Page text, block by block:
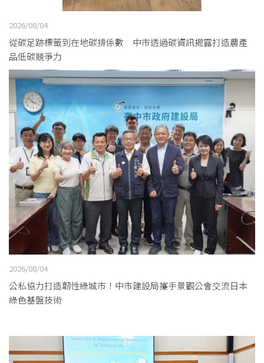
2026/08/04
從碳足跡標籤到在地碳排係數 中市透過碳資訊揭露打造農產
品低碳競爭力
2026/08/04
公私協力打造韌性綠城市！中市建設局攜手景觀公會交流日本
綠色基盤技術